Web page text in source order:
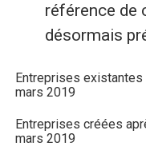
référence de
désormais
Entreprises existantes
mars 2019
Entreprises créées
mars 2019